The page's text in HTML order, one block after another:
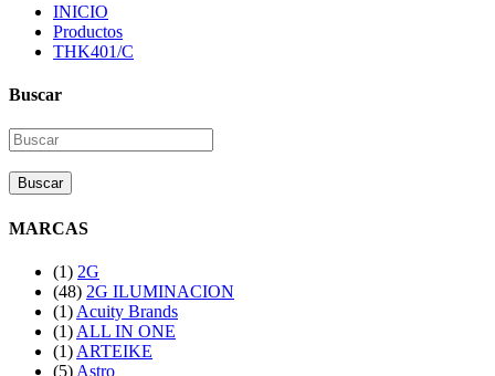
INICIO
Productos
THK401/C
Buscar
Buscar
MARCAS
(1) 2G
(48) 2G ILUMINACION
(1) Acuity Brands
(1) ALL IN ONE
(1) ARTEIKE
(5) Astro